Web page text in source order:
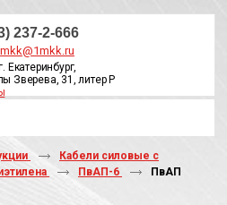
237-2-666
Екатеринбург,
Зверева, 31, литер Р
Кабели силовые с
ПвАП-6
ПвАП